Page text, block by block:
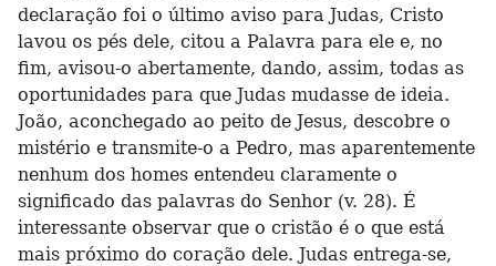
declaração foi o último aviso para Judas, Cristo
lavou os pés dele, citou a Palavra para ele e, no
fim, avisou-o abertamente, dando, assim, todas as
oportunidades para que Judas mudasse de ideia.
João, aconchegado ao peito de Jesus, descobre o
mistério e transmite-o a Pedro, mas aparentemente
nenhum dos homes entendeu claramente o
significado das palavras do Senhor (v. 28). É
interessante observar que o cristão é o que está
mais próximo do coração dele. Judas entrega-se,